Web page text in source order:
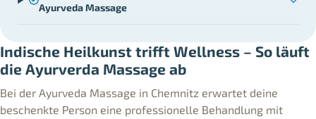
Ayurveda Massage
Indische Heilkunst trifft Wellness – So läuft
die Ayurverda Massage ab
Bei der Ayurveda Massage in Chemnitz erwartet deine
beschenkte Person eine professionelle Behandlung mit